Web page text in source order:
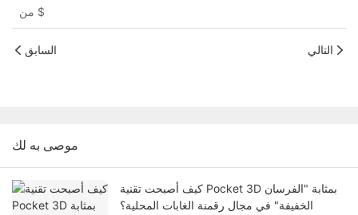
AeroClean T-M400C
$
السابق التالي
موصى به لك
كيف أصبحت تقنية Pocket 3D بمثابة "الفرسان
الخفيفة" في مجال رقمنة الغابات المحلية؟